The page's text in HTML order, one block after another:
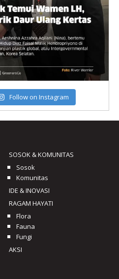
Follow on Instagram
SOSOK & KOMUNITAS
Sosok
Komunitas
IDE & INOVASI
RAGAM HAYATI
Flora
Fauna
Fungi
AKSI